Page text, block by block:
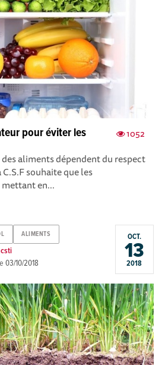
1052
pour éviter les
aliments dépendent du respect
souhaite que les
en...
ALIMENTS
03/10/2018
OCT.
13
2018